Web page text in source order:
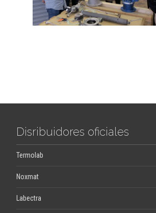
Disribuidores oficiales
Termolab
Noxmat
Labectra